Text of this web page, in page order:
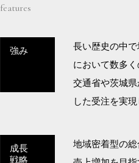
features
強み
長い歴史の中
において数多
交通省や茨城
した受注を実現
成長
戦略
地域密着型の